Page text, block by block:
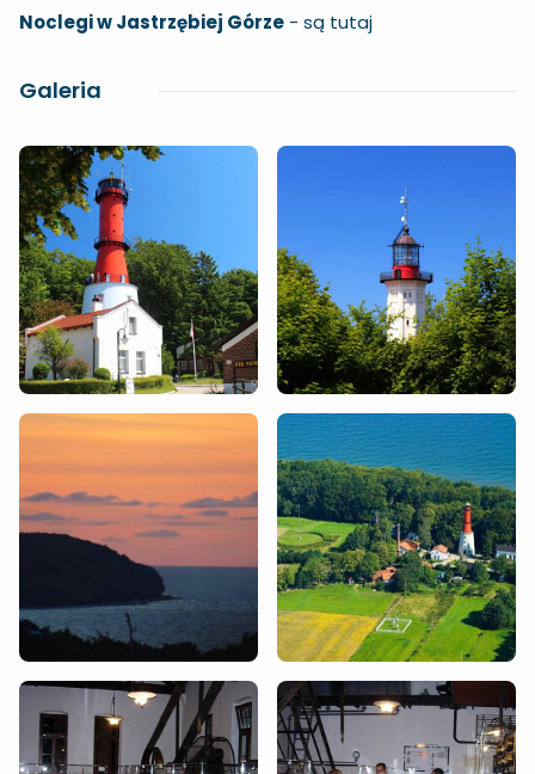
Noclegi w Jastrzębiej Górze - są tutaj
Galeria